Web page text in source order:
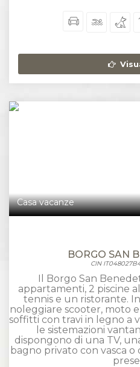
Casa vacanze
BORGO SAN
CIN
Il Borgo San
appartamenti, 2 piscine
tennis e un ristorante.
noleggiare scooter, moto
soffitti con travi in legno a
le sistemazioni
dispongono di una TV,
bagno privato con vasca